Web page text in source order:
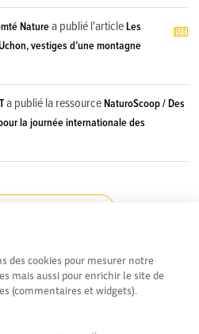
des cookies pour mesurer notre
mais aussi pour enrichir le site de
(commentaires et widgets).
Naturea publié l'articleLes
vestiges d’une montagne
a publié la ressourceNaturoScoop / Des
la journée internationale des